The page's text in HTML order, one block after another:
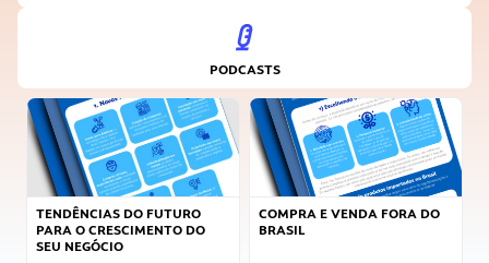
PODCASTS
TENDÊNCIAS DO FUTURO
PARA O CRESCIMENTO DO
SEU NEGÓCIO
COMPRA E VENDA FORA DO
BRASIL